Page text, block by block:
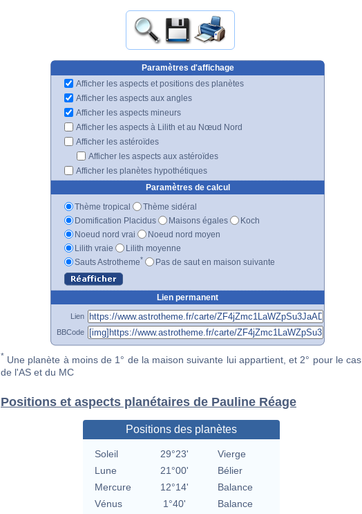
Paramètres d'affichage
Afficher les aspects et positions des planètes
Afficher les aspects aux angles
Afficher les aspects mineurs
Afficher les aspects à Lilith et au Nœud Nord
Afficher les astéroïdes
Afficher les aspects aux astéroïdes
Afficher les planètes hypothétiques
Paramètres de calcul
Thème tropical
Thème sidéral
Domification Placidus
Maisons égales
Koch
Noeud nord vrai
Noeud nord moyen
Lilith vraie
Lilith moyenne
Sauts Astrotheme* Pas de saut en maison suivante
Lien permanent
Lien
BBCode
* Une planète à moins de 1° de la maison suivante lui appartient, et 2° pour le cas
de l'AS et du MC
Positions et aspects planétaires de Pauline Réage
Positions des planètes
Soleil 29°23'
Vierge
Lune
21°00'
Bélier
Mercure
12°14'
Balance
Vénus
1°40'
Balance